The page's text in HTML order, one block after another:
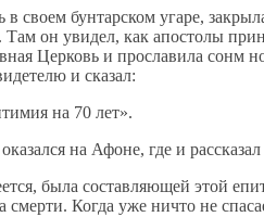
своем бунтарском угаре,
Там он увидел, как апостолы
Церковь и прославила
и сказал:
на 70 лет».
на Афоне, где и
была составляющей этой
Когда уже ничто не